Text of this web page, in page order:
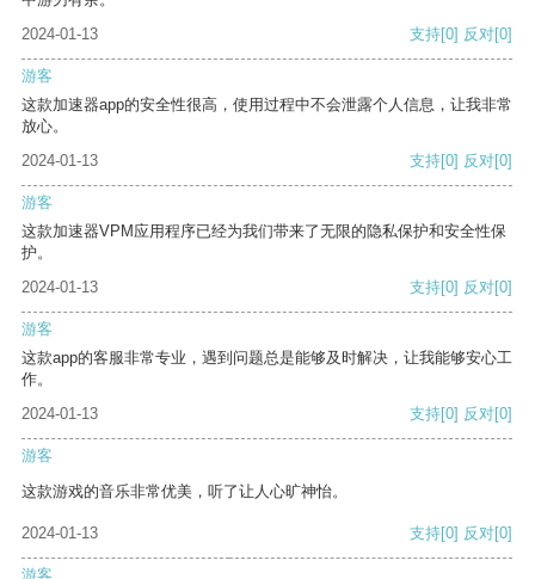
2024-01-13
支持[0] 反对[0]
游客
这款加速器app的安全性很高，使用过程中不会泄露个人信息，让我非常
放心。
2024-01-13
支持[0] 反对[0]
游客
这款加速器VPM应用程序已经为我们带来了无限的隐私保护和安全性保
护。
2024-01-13
支持[0] 反对[0]
游客
这款app的客服非常专业，遇到问题总是能够及时解决，让我能够安心工
作。
2024-01-13
支持[0] 反对[0]
游客
这款游戏的音乐非常优美，听了让人心旷神怡。
2024-01-13 支持[0] 反对[0]
游客